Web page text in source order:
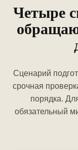
Четыре
Сценарий
срочная
порядка.
обязательный